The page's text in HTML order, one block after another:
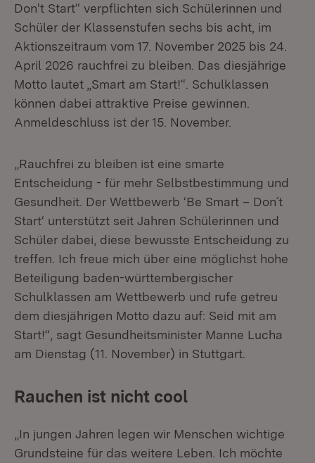
Don't Start“ verpflichten sich Schülerinnen und
Schüler der Klassenstufen sechs bis acht, im
Aktionszeitraum vom 17. November 2025 bis 24.
April 2026 rauchfrei zu bleiben. Das diesjährige
Motto lautet „Smart am Start!“. Schulklassen
können dabei attraktive Preise gewinnen.
Anmeldeschluss ist der 15. November.
„Rauchfrei zu bleiben ist eine smarte
Entscheidung - für mehr Selbstbestimmung und
Gesundheit. Der Wettbewerb ‘Be Smart – Don´t
Start‘ unterstützt seit Jahren Schülerinnen und
Schüler dabei, diese bewusste Entscheidung zu
treffen. Ich freue mich über eine möglichst hohe
Beteiligung baden-württembergischer
Schulklassen am Wettbewerb und rufe getreu
dem diesjährigen Motto dazu auf: Seid mit am
Start!“, sagt Gesundheitsminister Manne Lucha
am Dienstag (11. November) in Stuttgart.
Rauchen ist nicht cool
„In jungen Jahren legen wir Menschen wichtige
Grundsteine für das weitere Leben. Ich möchte